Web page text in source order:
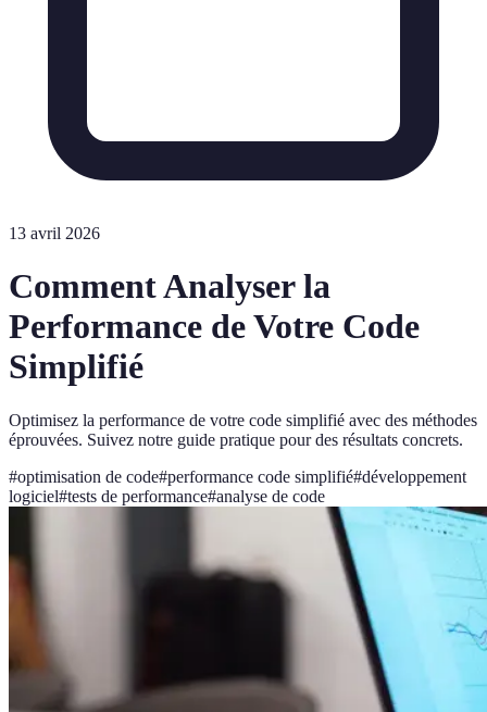
13 avril 2026
Comment Analyser la
Performance de Votre Code
Simplifié
Optimisez la performance de votre code simplifié avec des méthodes
éprouvées. Suivez notre guide pratique pour des résultats concrets.
#optimisation de code#performance code simplifié#développement
logiciel#tests de performance#analyse de code